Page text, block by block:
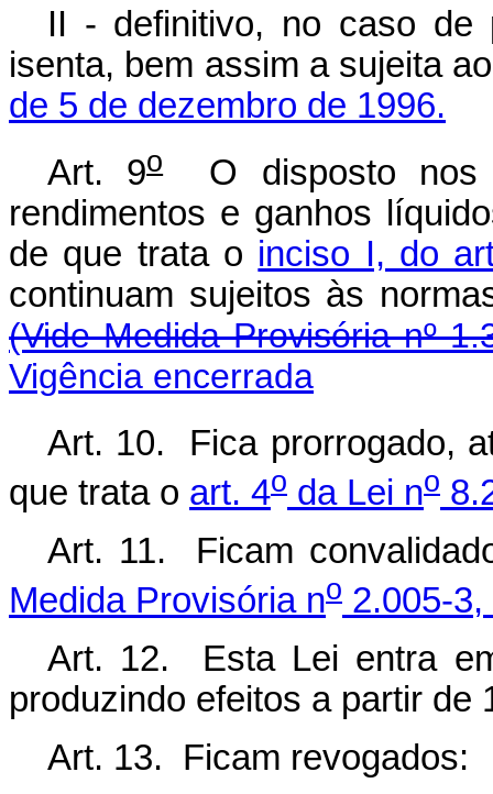
II - definitivo, no caso de
isenta, bem assim a sujeita
de 5 de dezembro de 1996.
Art. 9oO disposto nos
rendimentos e ganhos
de que trata o inciso I, do
continuam sujeitos às
(Vide Medida Provisória nº
Vigência encerrada
Art. 10. Fica prorrogado,
que trata o art. 4o da Lei no
Art. 11. Ficam
Medida Provisória no 2.005-
Art. 12. Esta Lei entra
produzindo efeitos a partir de
Art. 13. Ficam revogados: